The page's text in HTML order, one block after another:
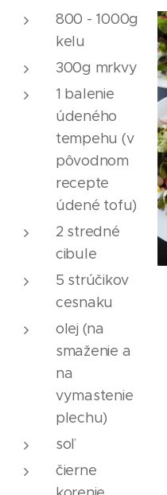
800 - 1000g
kelu
300g mrkvy
1 balenie
údeného
tempehu (v
pôvodnom
recepte
údené tofu)
2 stredné
cibule
5 strúčikov
cesnaku
olej (na
smaženie a
na
vymastenie
plechu)
soľ
čierne